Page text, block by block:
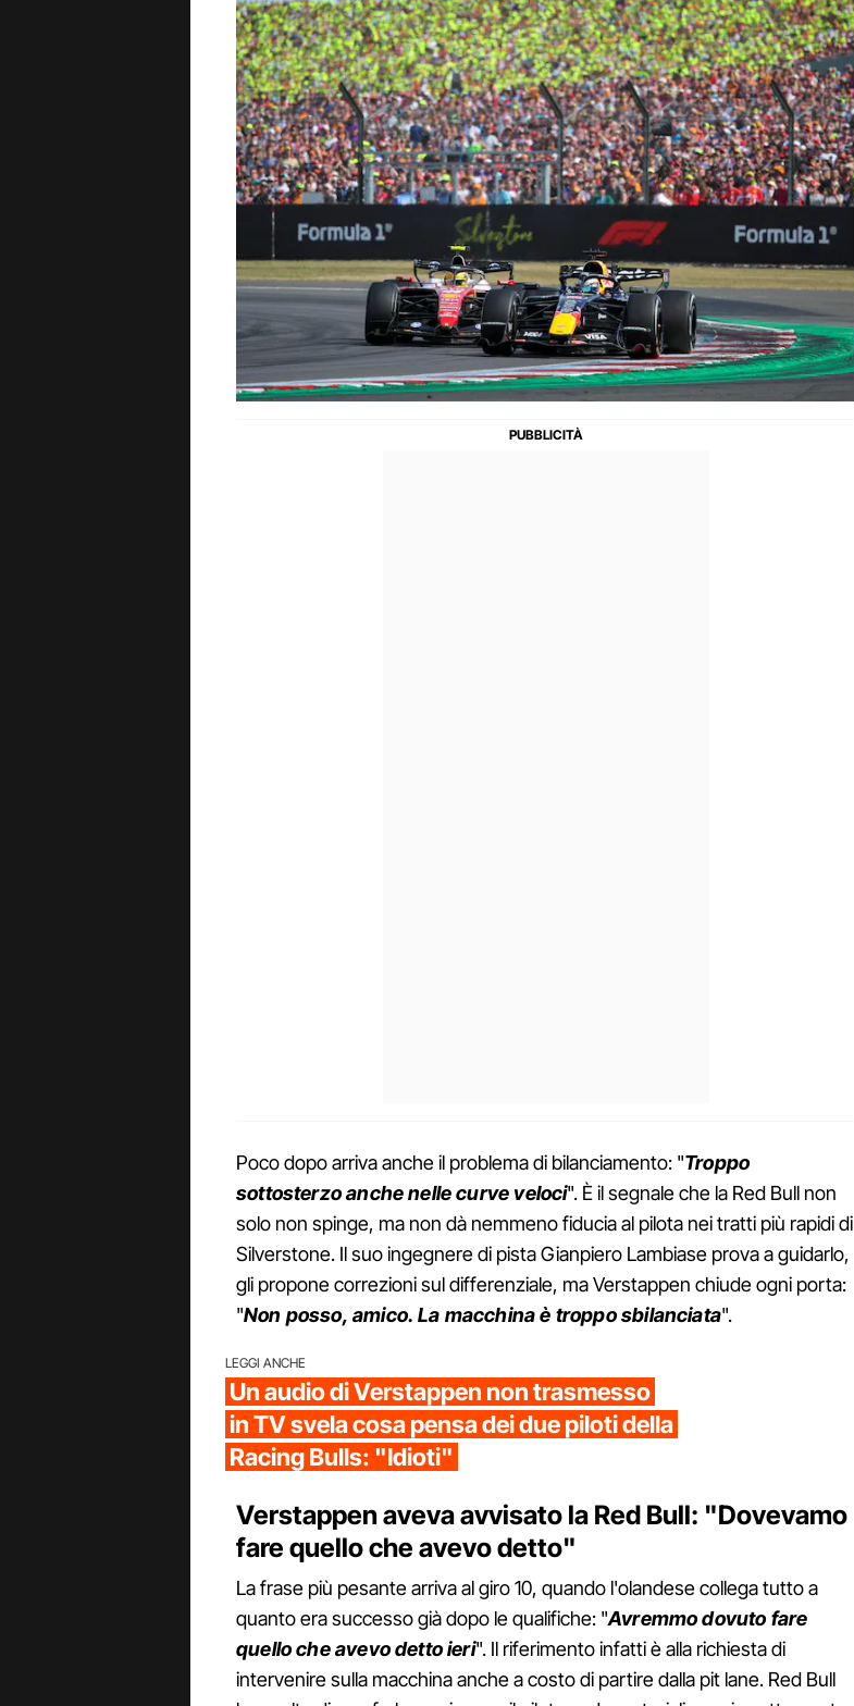
Poco dopo arriva anche il problema di bilanciamento: "Troppo
sottosterzo anche nelle curve veloci". È il segnale che la Red Bull non
solo non spinge, ma non dà nemmeno fiducia al pilota nei tratti più rapidi di
Silverstone. Il suo ingegnere di pista Gianpiero Lambiase prova a guidarlo,
gli propone correzioni sul differenziale, ma Verstappen chiude ogni porta:
"Non posso, amico. La macchina è troppo sbilanciata".
LEGGI ANCHE
Un audio di Verstappen non trasmesso
in TV svela cosa pensa dei due piloti della
Racing Bulls: "Idioti"
Verstappen aveva avvisato la Red Bull: "Dovevamo
fare quello che avevo detto"
La frase più pesante arriva al giro 10, quando l'olandese collega tutto a
quanto era successo già dopo le qualifiche: "Avremmo dovuto fare
quello che avevo detto ieri". Il riferimento infatti è alla richiesta di
intervenire sulla macchina anche a costo di partire dalla pit lane. Red Bull